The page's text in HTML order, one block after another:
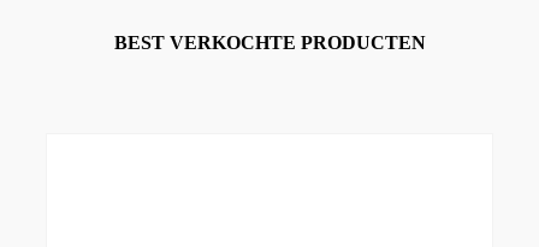
BEST VERKOCHTE PRODUCTEN